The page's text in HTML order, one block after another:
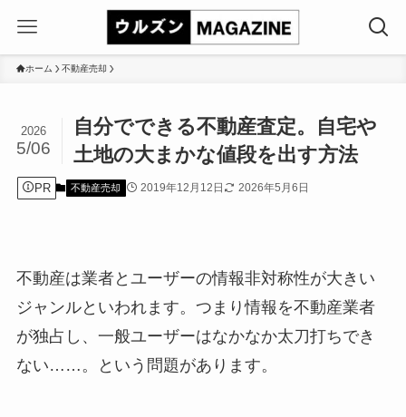
ホーム 不動産売却
自分でできる不動産査定。自宅や
土地の大まかな値段を出す方法
2026
5/06
PR 不動産売却 2019年12月12日 2026年5月6日
不動産は業者とユーザーの情報非対称性が大きい
ジャンルといわれます。つまり情報を不動産業者
が独占し、一般ユーザーはなかなか太刀打ちでき
ない……。という問題があります。